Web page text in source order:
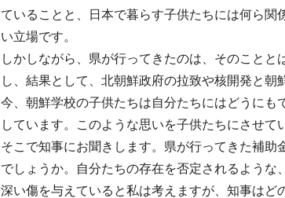
ていることと、日本で暮らす子供たちには何ら
い立場です。
しかしながら、県が行ってきたのは、そのこと
し、結果として、北朝鮮政府の拉致や核開発と朝
今、朝鮮学校の子供たちは自分たちにはどうに
しています。このような思いを子供たちにさせて
そこで知事にお聞きします。県が行ってきた補助
でしょうか。自分たちの存在を否定されるよう
深い傷を与えていると私は考えますが、知事はど